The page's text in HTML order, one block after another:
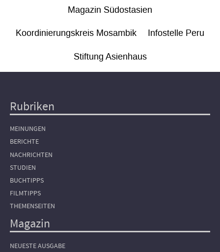
Magazin Südostasien
Koordinierungskreis Mosambik Infostelle Peru
Stiftung Asienhaus
Hauptnavigation
Rubriken
MEINUNGEN
BERICHTE
NACHRICHTEN
STUDIEN
BUCHTIPPS
FILMTIPPS
THEMENSEITEN
Magazin
NEUESTE AUSGABE